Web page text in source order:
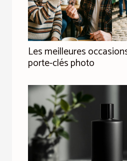
Les meilleures
porte-clés photo